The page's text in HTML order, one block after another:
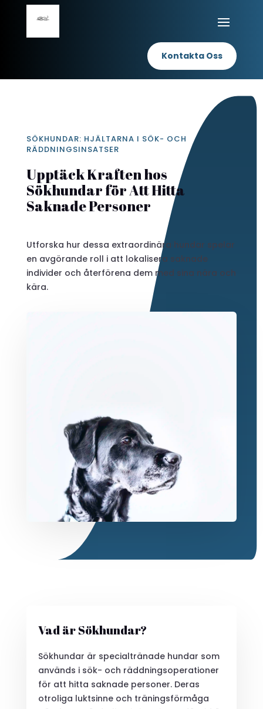
Kontakta Oss
SÖKHUNDAR: HJÄLTARNA I SÖK- OCH
RÄDDNINGSINSATSER
Upptäck Kraften hos
Sökhundar för Att Hitta
Saknade Personer
Utforska hur dessa extraordinära hundar spelar
en avgörande roll i att lokalisera saknade
individer och återförena dem med sina nära och
kära.
Vad är Sökhundar?
Sökhundar är specialtränade hundar som
används i sök- och räddningsoperationer
för att hitta saknade personer. Deras
otroliga luktsinne och träningsförmåga